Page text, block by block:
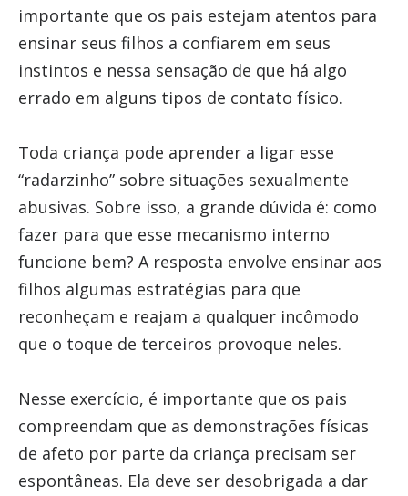
importante que os pais estejam atentos para
ensinar seus filhos a confiarem em seus
instintos e nessa sensação de que há algo
errado em alguns tipos de contato físico.
Toda criança pode aprender a ligar esse
“radarzinho” sobre situações sexualmente
abusivas. Sobre isso, a grande dúvida é: como
fazer para que esse mecanismo interno
funcione bem? A resposta envolve ensinar aos
filhos algumas estratégias para que
reconheçam e reajam a qualquer incômodo
que o toque de terceiros provoque neles.
Nesse exercício, é importante que os pais
compreendam que as demonstrações físicas
de afeto por parte da criança precisam ser
espontâneas. Ela deve ser desobrigada a dar